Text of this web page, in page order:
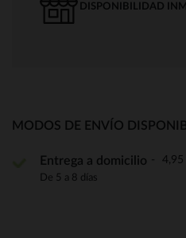
DISPONIBILIDAD
MODOS DE ENVÍO
Entrega a domicilio 4,95
De 5 a 8 días